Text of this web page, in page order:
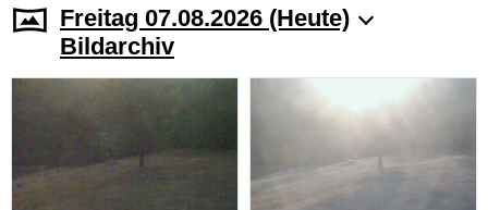
Freitag 07.08.2026 (Heute)
Bildarchiv